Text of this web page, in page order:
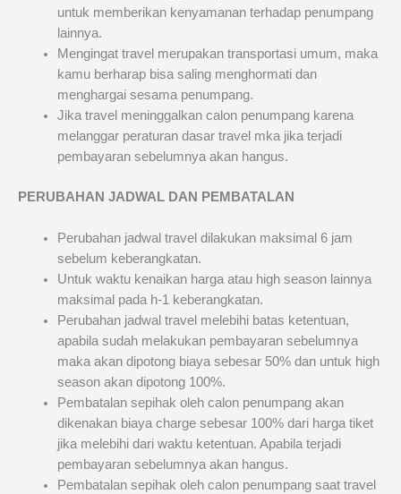
untuk memberikan kenyamanan terhadap penumpang
lainnya.
Mengingat travel merupakan transportasi umum, maka
kamu berharap bisa saling menghormati dan
menghargai sesama penumpang.
Jika travel meninggalkan calon penumpang karena
melanggar peraturan dasar travel mka jika terjadi
pembayaran sebelumnya akan hangus.
PERUBAHAN JADWAL DAN PEMBATALAN
Perubahan jadwal travel dilakukan maksimal 6 jam
sebelum keberangkatan.
Untuk waktu kenaikan harga atau high season lainnya
maksimal pada h-1 keberangkatan.
Perubahan jadwal travel melebihi batas ketentuan,
apabila sudah melakukan pembayaran sebelumnya
maka akan dipotong biaya sebesar 50% dan untuk high
season akan dipotong 100%.
Pembatalan sepihak oleh calon penumpang akan
dikenakan biaya charge sebesar 100% dari harga tiket
jika melebihi dari waktu ketentuan. Apabila terjadi
pembayaran sebelumnya akan hangus.
Pembatalan sepihak oleh calon penumpang saat travel